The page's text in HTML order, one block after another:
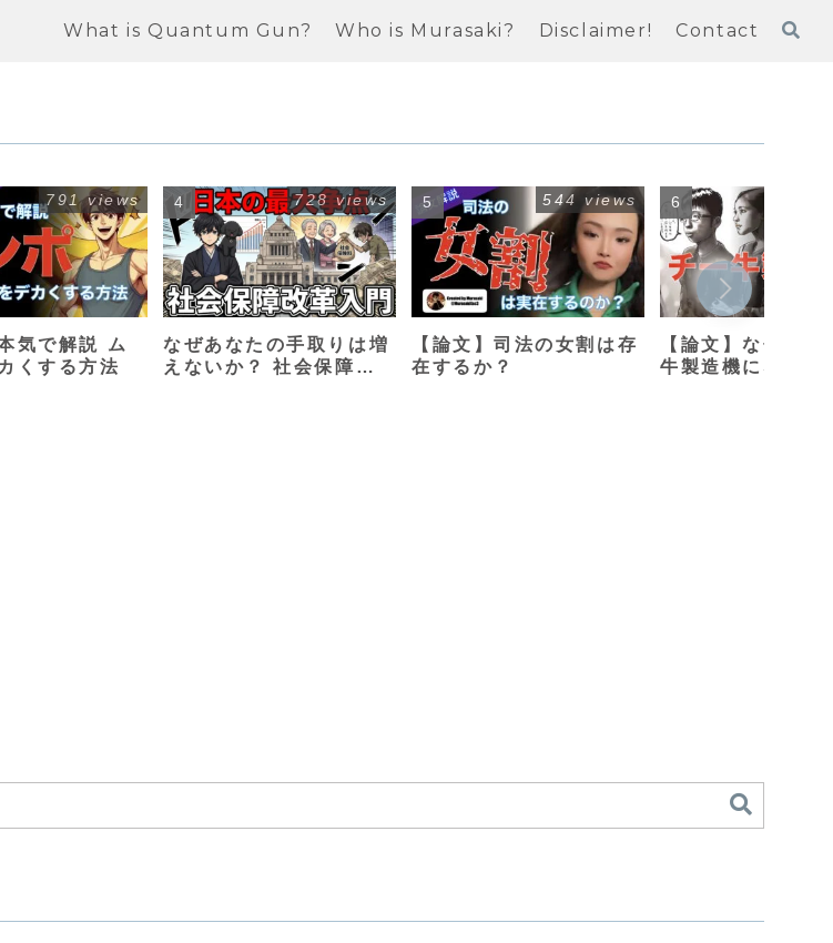
What is Quantum Gun? Who is Murasaki? Disclaimer! Contact
気で解説 ム
くする方法
791 views
なぜあなたの手取りは増
えないか？ 社会保障改
728 views
【論文】司法の女割は存
在するか？
544 views
【論文】なぜ母親
牛製造機になって